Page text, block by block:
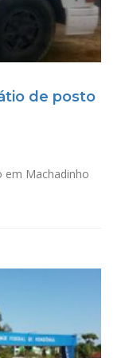
de posto
em Machadinho